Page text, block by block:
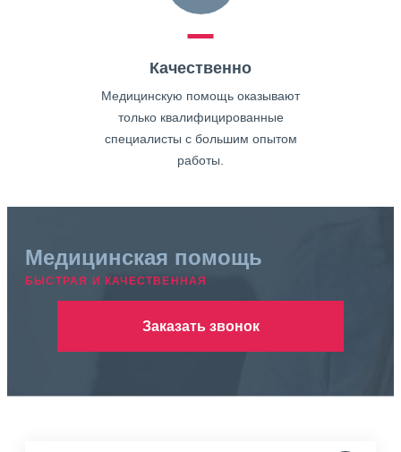
Качественно
Медицинскую помощь оказывают
только квалифицированные
специалисты с большим опытом
работы.
Медицинская помощь
БЫСТРАЯ И КАЧЕСТВЕННАЯ
Заказать звонок